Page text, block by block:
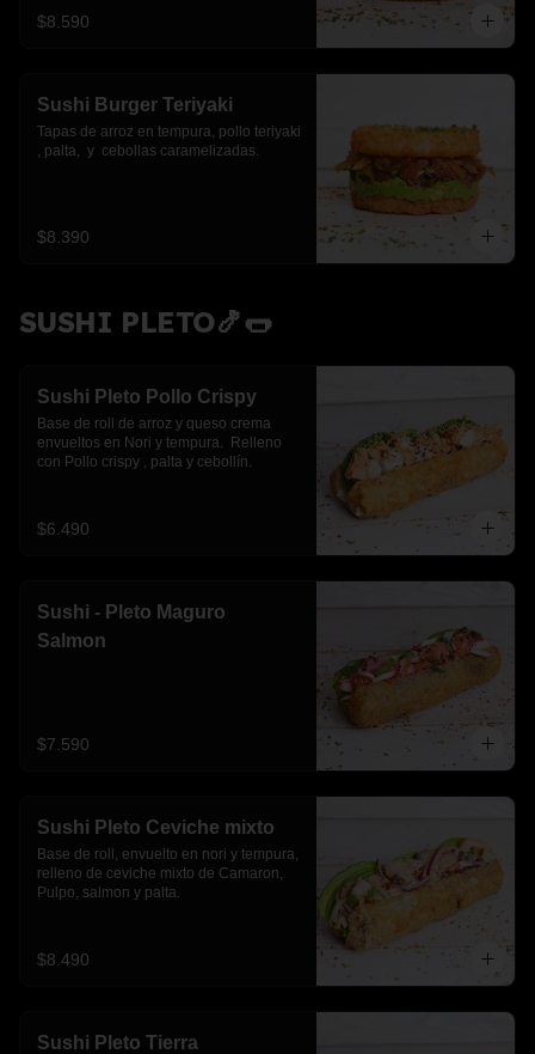
$8.590
Sushi Burger Teriyaki
Tapas de arroz en tempura, pollo teriyaki
, palta,  y  cebollas caramelizadas.
$8.390
SUSHI PLETO🍤🌭
Sushi Pleto Pollo Crispy
Base de roll de arroz y queso crema
envueltos en Nori y tempura.  Relleno
con Pollo crispy , palta y cebollín.
$6.490
Sushi - Pleto Maguro
Salmon
$7.590
Sushi Pleto Ceviche mixto
Base de roll, envuelto en nori y tempura,
relleno de ceviche mixto de Camaron,
Pulpo, salmon y palta.
$8.490
Sushi Pleto Tierra